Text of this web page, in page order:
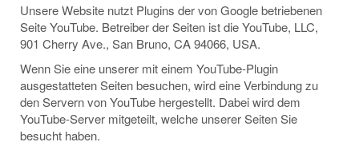
Unsere Website nutzt Plugins der von Google betriebenen
Seite YouTube. Betreiber der Seiten ist die YouTube, LLC,
901 Cherry Ave., San Bruno, CA 94066, USA.
Wenn Sie eine unserer mit einem YouTube-Plugin
ausgestatteten Seiten besuchen, wird eine Verbindung zu
den Servern von YouTube hergestellt. Dabei wird dem
YouTube-Server mitgeteilt, welche unserer Seiten Sie
besucht haben.